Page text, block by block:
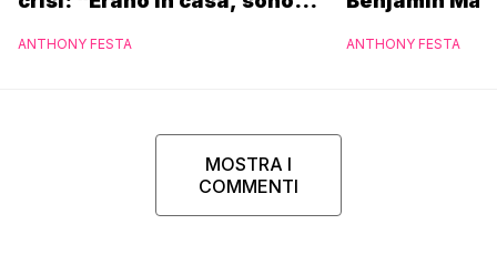
bambini”
ANTHONY FESTA ANTHONY FESTA
MOSTRA I
COMMENTI